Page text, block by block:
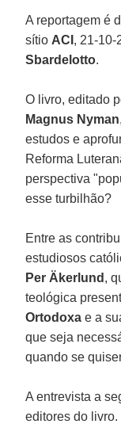
A reportagem é
sítio ACI , 21-10-
Sbardelotto.
O livro, editado
Magnus Nyman
estudos e
Reforma
perspectiva
esse turbilhão?
Entre as
estudiosos
Per Äkerlund ,
teológica
Ortodoxa e a
que seja
quando se
A entrevista a
editores do livro.